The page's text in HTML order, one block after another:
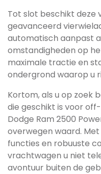
Tot slot beschikt deze
geavanceerd
automatisch aanpast
omstandigheden op
maximale tractie en
ondergrond waarop u
Kortom, als u op zoek
die geschikt is voor
Dodge Ram 2500
overwegen waard.
functies en robuuste
vrachtwagen u niet
avontuur buiten de